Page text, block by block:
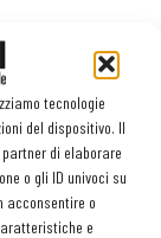
tecnologie
del dispositivo. Il
di elaborare
o gli ID univoci su
acconsentire o
e
esteso e
godersi le
chiedono